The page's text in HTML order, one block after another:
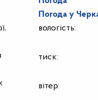
Погода у
вологість:
тиск:
вітер: